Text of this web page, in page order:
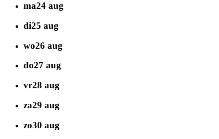
ma24 aug
di25 aug
wo26 aug
do27 aug
vr28 aug
za29 aug
zo30 aug